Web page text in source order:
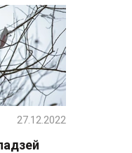
27.12.2022